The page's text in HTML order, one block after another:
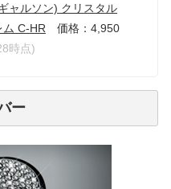
ャルソン) クリスタル
C-HR 価格：4,950
時点)
ー